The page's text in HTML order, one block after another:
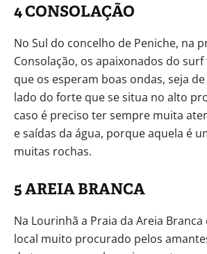
4 CONSOLAÇÃO
No Sul do concelho de Peniche, na
Consolação, os apaixonados do
que os esperam boas ondas, seja
lado do forte que se situa no alto
caso é preciso ter sempre muita
e saídas da água, porque aquela é
muitas rochas.
5 AREIA BRANCA
Na Lourinhã a Praia da Areia
local muito procurado pelos